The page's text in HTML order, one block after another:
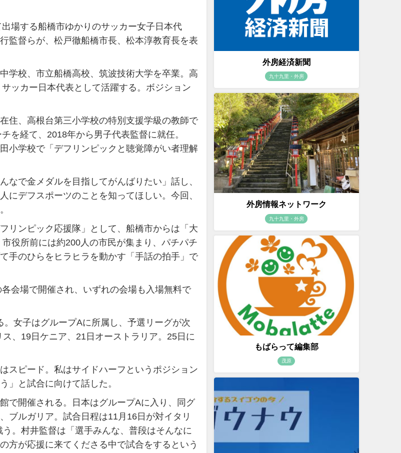
場する船橋市ゆかりのサッカー女子日本代
監督らが、松戸徹船橋市長、松本淳教育長を表
学校、市立船橋高校、筑波技術大学を卒業。高
ッカー日本代表として活躍する。ボジション
住、高根台第三小学校の特別支援学級の教師で
を経て、2018年から男子代表監督に就任。
小学校で「デフリンピックと聴覚障がい者理解
で金メダルを目指してがんばりたい」話し、
にデフスポーツのことを知ってほしい。今回、
リンピック応援隊」として、船橋市からは「大
役所前には約200人の市民が集まり、パチパチ
手のひらをヒラヒラを動かす「手話の拍手」で
会場で開催され、いずれの会場も入場無料で
女子はグループAに所属し、予選リーグが次
、19日ケニア、21日オーストラリア。25日に
スピード。私はサイドハーフというポジション
」と試合に向けて話した。
で開催される。日本はグループAに入り、同グ
ブルガリア。試合日程は11月16日が対イタリ
。村井監督は「選手みんな、普段はそんなに
方が応援に来てくださる中で試合をするという
外房経済新聞
九十九里・外房
外房情報ネットワーク
九十九里・外房
もばらって編集部
茂原